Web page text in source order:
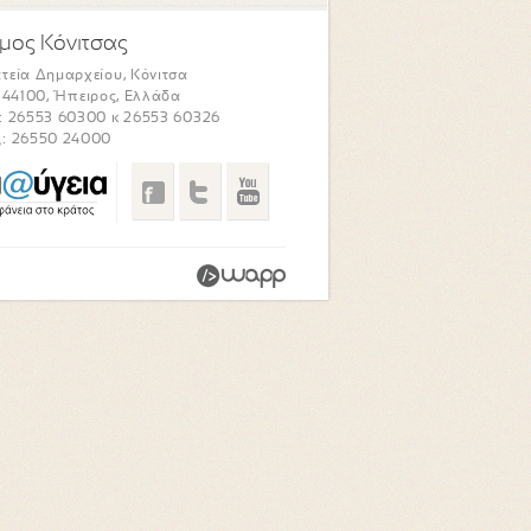
Κόνιτσας
Δημαρχείου, Κόνιτσα
44100, Ήπειρος, Ελλάδα
26553 60300 κ 26553 60326
26550 24000